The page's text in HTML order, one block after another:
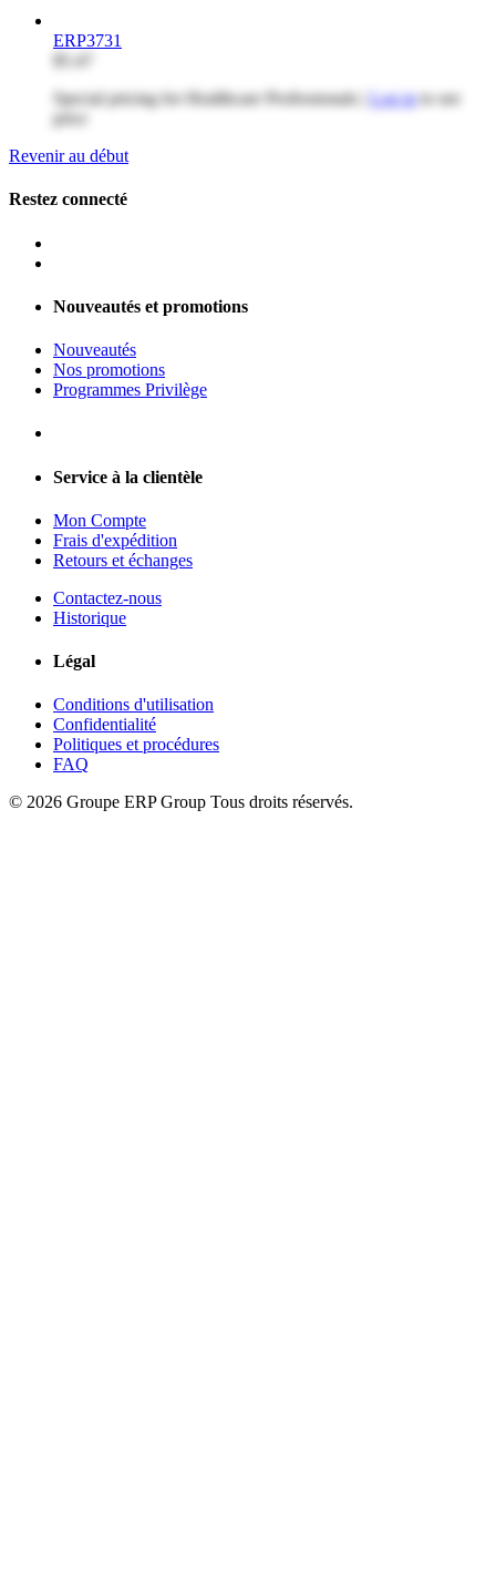
ERP3731
Special pricing for Healthcare Professionals | Log into see
price
Revenir au début
Restez connecté
Nouveautés et promotions
Nouveautés
Nos promotions
Programmes Privilège
Service à la clientèle
Mon Compte
Frais d'expédition
Retours et échanges
Contactez-nous
Historique
Légal
Conditions d'utilisation
Confidentialité
Politiques et procédures
FAQ
© 2026 Groupe ERP Group Tous droits réservés.